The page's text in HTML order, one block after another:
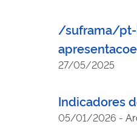
/suframa/
27/05/2025
Indicadores
05/01/2026 -